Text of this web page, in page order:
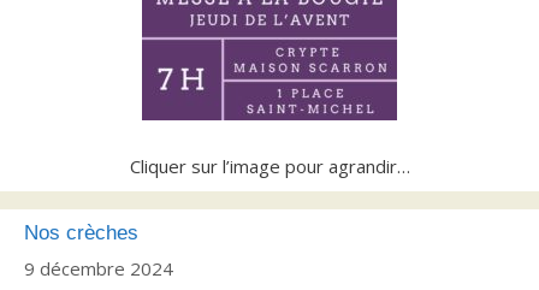
Cliquer sur l’image pour agrandir…
Nos crèches
9 décembre 2024